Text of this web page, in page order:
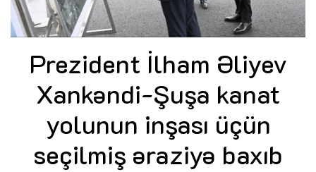
Prezident İlham Əliyev
Xankəndi-Şuşa kanat
yolunun inşası üçün
seçilmiş əraziyə baxıb